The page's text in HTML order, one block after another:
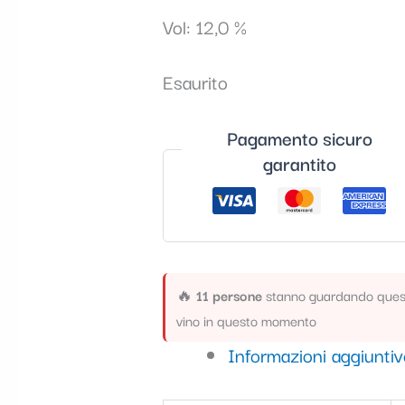
Vol: 12,0 %
Esaurito
Pagamento sicuro
garantito
🔥11 personestanno guardando
vino in questo momento
Informazioni